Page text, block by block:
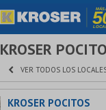
KROSER
VER TODOS LOS
KROSER POCITOS